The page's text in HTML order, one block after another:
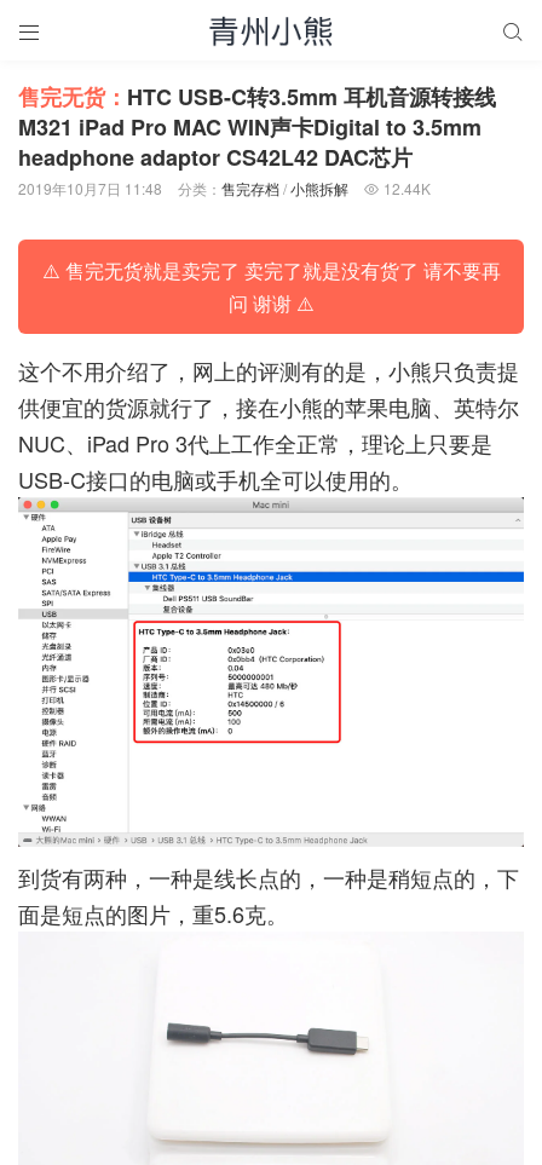
 
售完无货： HTC USB-C转3.5mm 耳机音源转接线
M321 iPad Pro MAC WIN声卡Digital to 3.5mm
headphone adaptor CS42L42 DAC芯片
2019年10月7日 11:48 分类： 售完存档/小熊拆解  12.44K
⚠️ 售完无货就是卖完了 卖完了就是没有货了 请不要再
问 谢谢 ⚠️
这个不用介绍了，网上的评测有的是，小熊只负责提
供便宜的货源就行了，接在小熊的苹果电脑、英特尔
NUC、iPad Pro 3代上工作全正常，理论上只要是
USB-C接口的电脑或手机全可以使用的。
到货有两种，一种是线长点的，一种是稍短点的，下
面是短点的图片，重5.6克。